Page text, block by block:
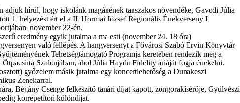
adjuk hírül, hogy iskolánk magánének tanszakos növendéke, Gavodi Júlia
1. helyezést ért el a II. Hormai József Regionális Énekverseny I.
november 22-én.
eredmény egyik jutalma a ma esti (november 24. 18 óra)
való fellépés. A hangversenyt a Fővárosi Szabó Ervin Könyvtár
Tehetségtámogató Programja keretében rendezik meg a
Szalonjában, ahol Júlia Haydn Fidelity áriáját fogja énekelni.
győzelem másik jutalma egy koncertlehetőség a Dunakeszi
Zenekarral.
Bégány Csenge felkészítő tanári díjat kapott, zongorakísérője, Gyülvészi
korrepetítori különdíjat.